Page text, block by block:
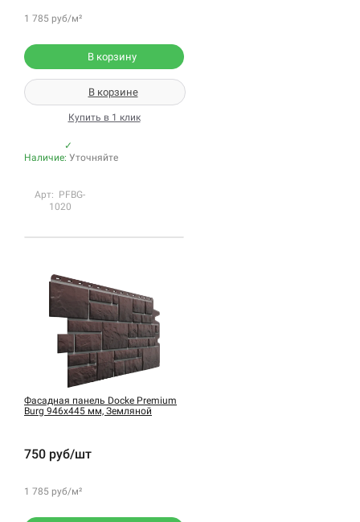
1 785 руб/м²
В корзину
В корзине
Купить в 1 клик
✓
Наличие: Уточняйте
Арт: PFBG-
1020
Фасадная панель Docke Premium
Burg 946х445 мм, Земляной
750 руб/шт
1 785 руб/м²